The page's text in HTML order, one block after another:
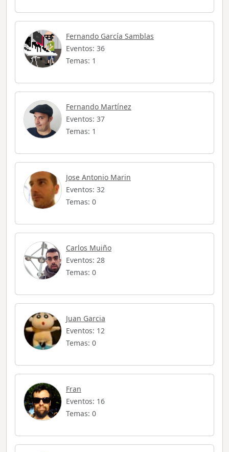
Fernando García Samblas
Eventos: 36
Temas: 1
Fernando Martínez
Eventos: 37
Temas: 1
Jose Antonio Marin
Eventos: 32
Temas: 0
Carlos Muiño
Eventos: 28
Temas: 0
Juan Garcia
Eventos: 12
Temas: 0
Fran
Eventos: 16
Temas: 0